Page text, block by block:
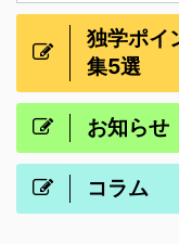
独学ポイ
集5選
お知らせ
コラム